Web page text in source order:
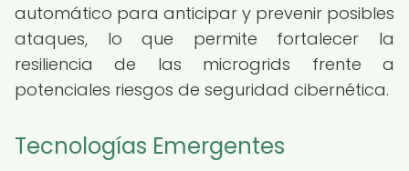
automático para anticipar y prevenir posibles
ataques, lo que permite fortalecer la
resiliencia de las microgrids frente a
potenciales riesgos de seguridad cibernética.
Tecnologías Emergentes